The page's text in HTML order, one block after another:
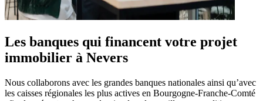
Les banques qui financent votre projet
immobilier à Nevers
Nous collaborons avec les grandes banques nationales ainsi qu’avec
les caisses régionales les plus actives en Bourgogne-Franche-Comté